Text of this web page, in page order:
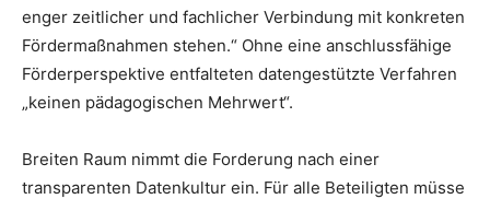
enger zeitlicher und fachlicher Verbindung mit konkreten
Fördermaßnahmen stehen.“ Ohne eine anschlussfähige
Förderperspektive entfalteten datengestützte Verfahren
„keinen pädagogischen Mehrwert“.
Breiten Raum nimmt die Forderung nach einer
transparenten Datenkultur ein. Für alle Beteiligten müsse